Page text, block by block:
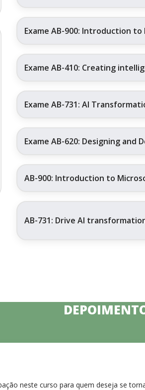
Exame AB-900: Introduction
Exame AB-410: Creating
Exame AB-731: AI
Exame AB-620: Designing
AB-900: Introduction to
AB-731: Drive AI
neste curso para quem deseja se